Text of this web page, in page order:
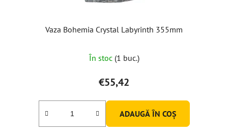
Vaza Bohemia Crystal Labyrinth 355mm
În stoc (1 buc.)
€55,42
ADAUGĂ ÎN COŞ